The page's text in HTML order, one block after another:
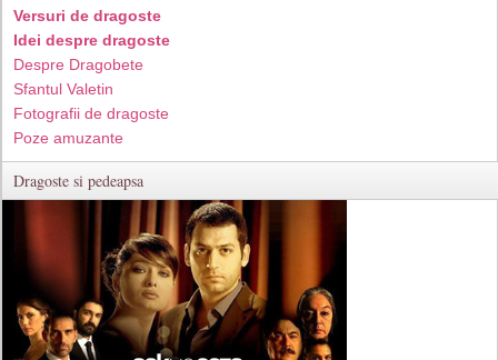
Versuri de dragoste
Idei despre dragoste
Despre Dragobete
Sfantul Valetin
Fotografii de dragoste
Poze amuzante
Dragoste si pedeapsa